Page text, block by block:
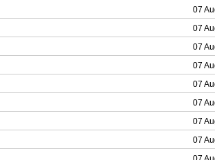
07
07
07
07
07
07
07
07